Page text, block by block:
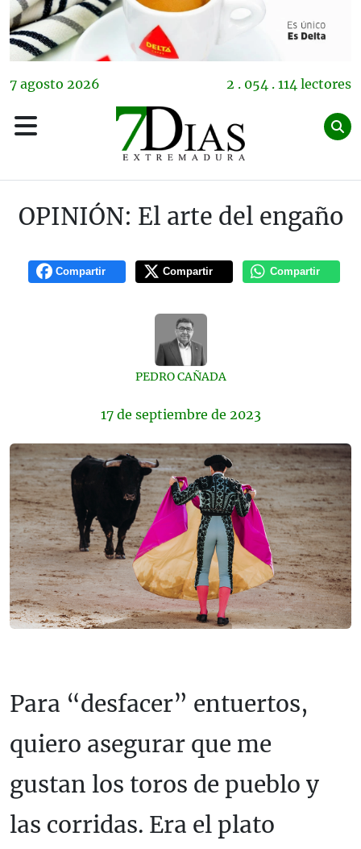
7 agosto 2026 2 . 054 . 114 lectores
OPINIÓN: El arte del engaño
Compartir Compartir Compartir
PEDRO CAÑADA
17 de septiembre de 2023
Para “desfacer” entuertos,
quiero asegurar que me
gustan los toros de pueblo y
las corridas. Era el plato